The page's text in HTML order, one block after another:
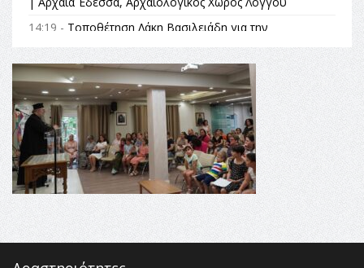
14:19 - Τοποθέτηση Λάκη Βασιλειάδη για την
Αναθεώρηση του Συντάγματος: «Σε τέτοιες κορυφαίες
θεσμικές διαδικασίες υπάρχει μόνο η ευθύνη απέναντι
στις επόμενες γενιές»
16:35 -Το πρόγραμμα του ΠΑΟΚ στον δεύτερο γύρο του
Champions League!
16:27 -Όλυμπος: Εντάχθηκε στον Κατάλογο Παγκόσμιας
Κληρονομιάς της UNESCO – Ομόφωνη η απόφαση Ο
Όλυμπος αναγνωρίστηκε ως φυσικό και πολιτιστικό
αγαθό εξέχουσας οικουμενικής αξίας για την
ανθρωπότητα
16:18 -
ΕΝΟΡΙΑΚΕΣ ΚΑΛΟΚΑΙΡΙΝΕΣ ΔΡΑΣΕΙΣ ΓΙΑ ΠΑΙΔΙΑ